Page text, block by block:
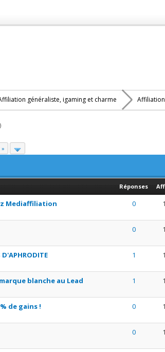
généraliste, igaming et charme
Réponses
Mediaffiliation 0
0
D'APHRODITE 1
blanche au Lead 1
de gains ! 0
0